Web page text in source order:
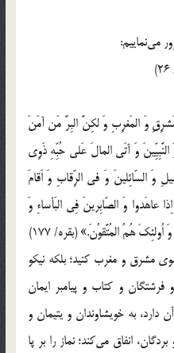
مى‌نماييم:
وَ المَغرِبِ وَ لكِنَّ البِرَّ مَن آمَنَ
النَّبِيِّينَ وَ آتَى المالَ عَلى حُبِّهِ ذَوِى
وَ السّائِلينَ وَ فى الرِّقابِ وَ اَقامَ
عاهَدوا وَ الصّابِرينَ فِى البَأساءِ وَ
هُمُ المُتَّقوُنَ.» (بقره/ 177)
مشرق و مغرب كنيد؛ بلكه نيكو
و كتاب و پيامبر ايمان
دارد، به خويشاوندان و يتيمان و
انفاق مى‌كند؛ نماز را بر پا